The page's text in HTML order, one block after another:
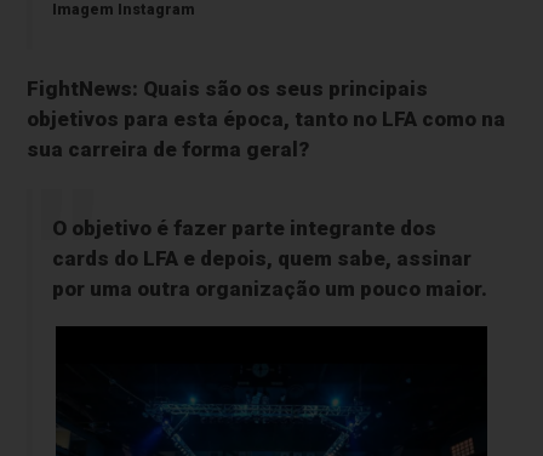
Imagem Instagram
FightNews: Quais são os seus principais
objetivos para esta época, tanto no LFA como na
sua carreira de forma geral?
O objetivo é fazer parte integrante dos
cards do LFA e depois, quem sabe, assinar
por uma outra organização um pouco maior.